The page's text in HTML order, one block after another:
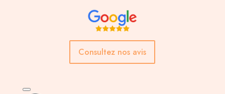
Consultez nos avis